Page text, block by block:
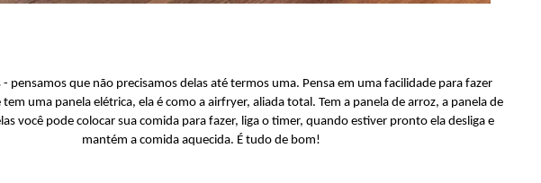
- pensamos que não precisamos delas até termos uma. Pensa em uma facilidade para fazer
uma panela elétrica, ela é como a airfryer, aliada total. Tem a panela de arroz, a panela de
você pode colocar sua comida para fazer, liga o timer, quando estiver pronto ela desliga e
mantém a comida aquecida. É tudo de bom!